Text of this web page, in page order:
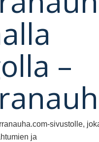
–
sivustolle,
ja